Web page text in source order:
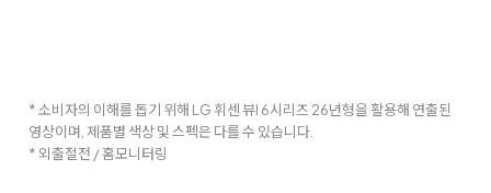
* 소비자의 이해를 돕기 위해 LG 휘센 뷰I 6시리즈 26년형을 활용해 연출된
영상이며, 제품별 색상 및 스펙은 다를 수 있습니다.
* 외출절전 / 홈모니터링